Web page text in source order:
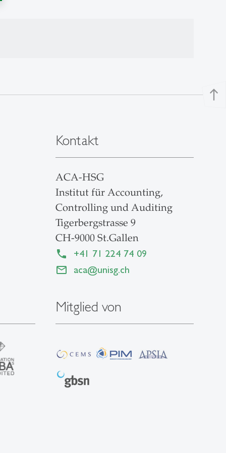
north
Kontakt
ACA-HSG
Institut für Accounting,
Controlling und Auditing
Tigerbergstrasse 9
CH-9000 St.Gallen
+41 71 224 74 09
aca@unisg.ch
Mitglied von